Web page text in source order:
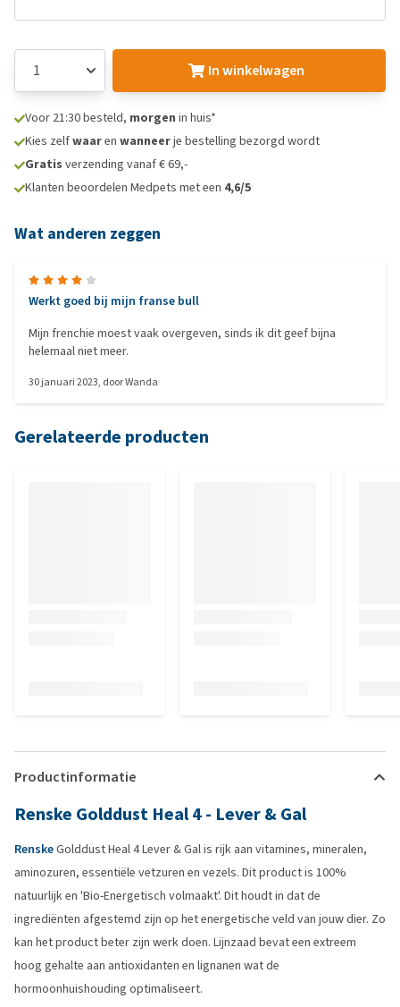
In winkelwagen
Voor 21:30 besteld, morgen in huis*
Kies zelfwaaren wanneerje bestelling bezorgd wordt
Gratis verzending vanaf € 69,-
Klanten beoordelen Medpets met een 4,6/5
Wat anderen zeggen
Werkt goed bij mijn franse bull
Mijn frenchie moest vaak overgeven, sinds ik dit geef bijna
helemaal niet meer.
30 januari 2023, doorWanda
Gerelateerde producten
Productinformatie
Renske Golddust Heal 4 - Lever & Gal
RenskeGolddust Heal 4 Lever & Gal is rijk aan vitamines, mineralen,
aminozuren, essentiële vetzuren en vezels. Dit product is 100%
natuurlijk en 'Bio-Energetisch volmaakt'. Dit houdt in dat de
ingrediënten afgestemd zijn op het energetische veld van jouw dier. Zo
kan het product beter zijn werk doen. Lijnzaad bevat een extreem
hoog gehalte aan antioxidanten en lignanen wat de
hormoonhuishouding optimaliseert.